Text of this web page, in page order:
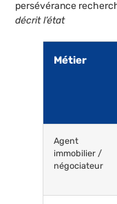
persévérance
décrit l’état
Métier
Agent
immobilier /
négociateur